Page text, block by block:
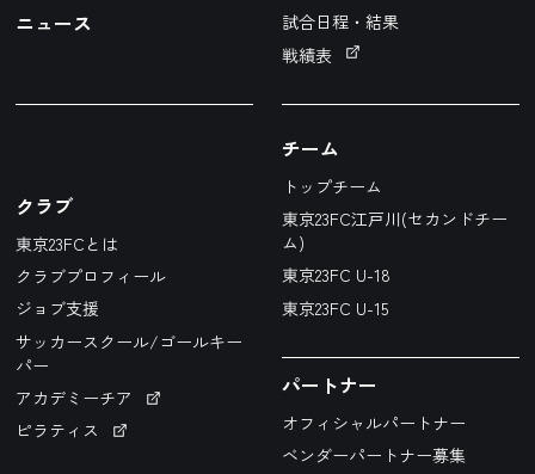
ニュース
クラブ
東京23FCとは
クラブプロフィール
ジョブ支援
サッカースクール/ゴールキー
パー
アカデミーチア
ピラティス
チーム
トップチーム
東京23FC江戸川(セカンドチー
ム)
東京23FC U-18
東京23FC U-15
試合日程・結果
戦績表
パートナー
オフィシャルパートナー
ベンダーパートナー募集